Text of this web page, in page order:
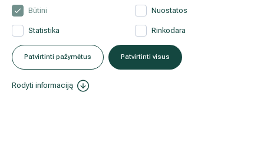
Būtini Nuostatos
Statistika Rinkodara
Patvirtinti pažymėtus Patvirtinti visus
Rodyti informaciją
Apie mus